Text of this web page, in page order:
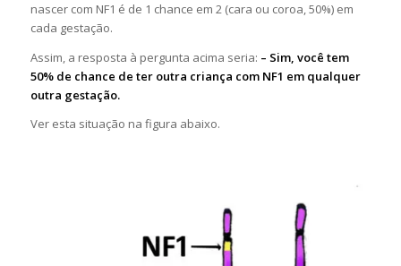
nascer com NF1 é de 1 chance em 2 (cara ou coroa, 50%) em
cada gestação.
Assim, a resposta à pergunta acima seria: – Sim, você tem
50% de chance de ter outra criança com NF1 em qualquer
outra gestação.
Ver esta situação na figura abaixo.